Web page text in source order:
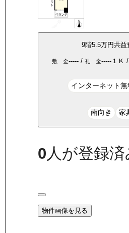
9階5.5万円共益
敷 金-----/ 礼 金-----１Ｋ /
インターネット無
南向き 家
0人が登録済
物件画像を見る